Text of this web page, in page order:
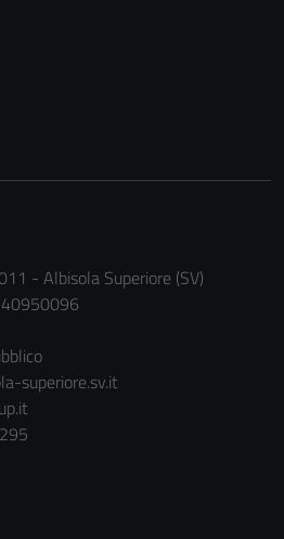
- Albisola Superiore (SV)
superiore.sv.it
Questi cookie